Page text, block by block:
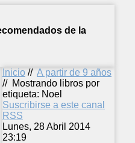
de la
Inicio // A partir de 9 años
// Mostrando libros por
etiqueta: Noel
Suscribirse a este canal
RSS
Lunes, 28 Abril 2014
23:19